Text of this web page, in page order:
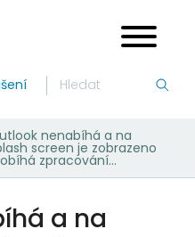
nenabíhá a na
screen je zobrazeno
zpracování...
a na